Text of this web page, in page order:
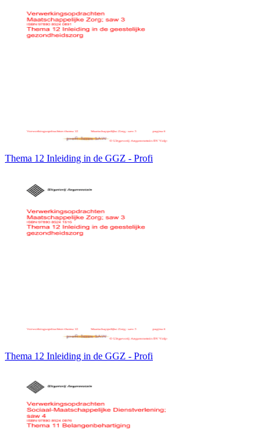
Thema 12 Inleiding in de GGZ - Profi
Thema 12 Inleiding in de GGZ - Profi